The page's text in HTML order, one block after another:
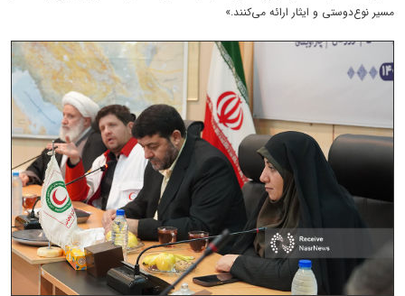
مسیر نوع‌دوستی و ایثار ارائه می‌کنند.»